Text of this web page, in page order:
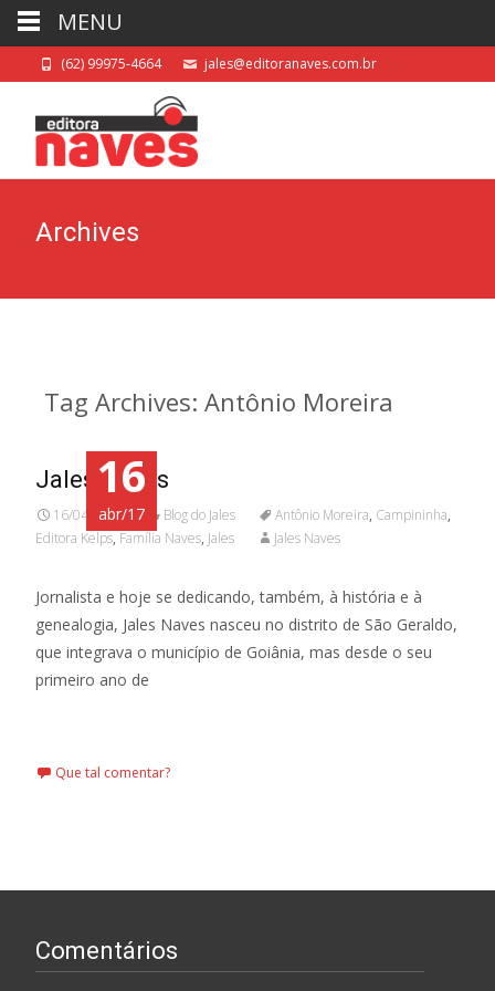
(62) 99975-4664 jales@editoranaves.com.br
Archives
Tag Archives: Antônio Moreira
16
abr/17
Jales Naves
16/04/2017 Blog do Jales Antônio Moreira, Campininha,
Editora Kelps, Família Naves, Jales Jales Naves
Jornalista e hoje se dedicando, também, à história e à
genealogia, Jales Naves nasceu no distrito de São Geraldo,
que integrava o município de Goiânia, mas desde o seu
primeiro ano de
Que tal comentar?
Comentários
MENU